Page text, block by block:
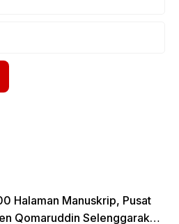
Halaman Manuskrip, Pusat
Qomaruddin Selenggarakan